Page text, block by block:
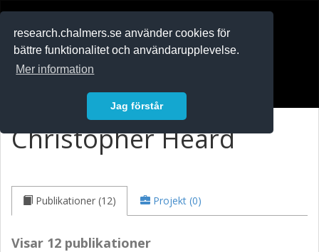
research.chalmers.se använder cookies för
bättre funktionalitet och användarupplevelse.
Mer information
Jag förstår
Christopher Heard
Publikationer (12) Projekt (0)
Visar 12 publikationer